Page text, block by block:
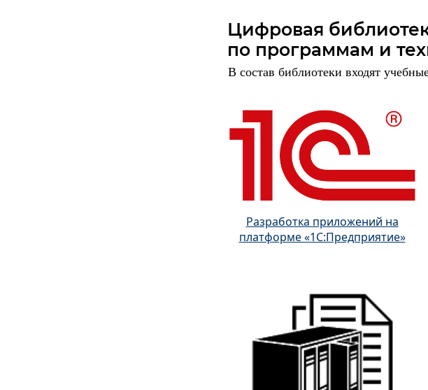
Цифровая
по программам и
В состав библиотеки входят
Разработка приложений на
платформе «1С:Предприятие»